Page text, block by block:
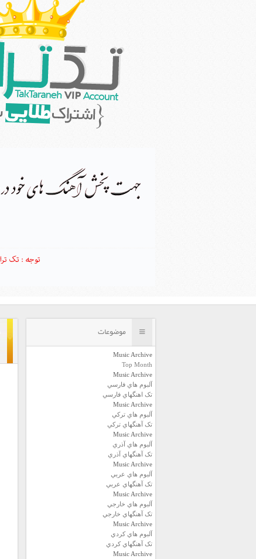
موضوعات
Music Archive
Top Month
Music Archive
آلبوم هاي فارسي
تک اهنگهاي فارسي
Music Archive
آلبوم هاي ترکي
تک آهنگهاي ترکي
Music Archive
آلبوم هاي آذري
تک آهنگهاي آذري
Music Archive
آلبوم هاي عربي
تک آهنگهاي عربي
Music Archive
آلبوم هاي خارجي
تک آهنگهاي خارجي
Music Archive
آلبوم هاي کردي
تک آهنگهاي کردي
Music Archive